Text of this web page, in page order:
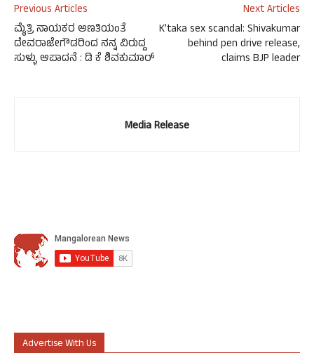
Previous Articles
ಮೈತ್ರಿ ನಾಯಕರ ಅಣತಿಯಂತೆ
ದೇವರಾಜೇಗೌಡರಿಂದ ನನ್ನ ವಿರುದ್ದ
ಸುಳ್ಳು ಆಪಾದನೆ : ಡಿ ಕೆ ಶಿವಕುಮಾರ್
Next Articles
K’taka sex scandal: Shivakumar
behind pen drive release,
claims BJP leader
Media Release
Advertise With Us